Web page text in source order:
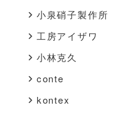
小泉硝子製作所
工房アイザワ
小林克久
conte
kontex